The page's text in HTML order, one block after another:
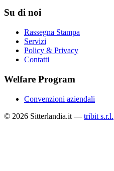
Su di noi
Rassegna Stampa
Servizi
Policy & Privacy
Contatti
Welfare Program
Convenzioni aziendali
© 2026 Sitterlandia.it — tribit s.r.l.